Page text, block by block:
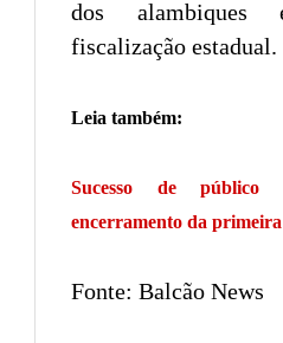
dos
fiscalização estadual.
Leia também:
Sucesso de público
encerramento da
Fonte: Balcão News